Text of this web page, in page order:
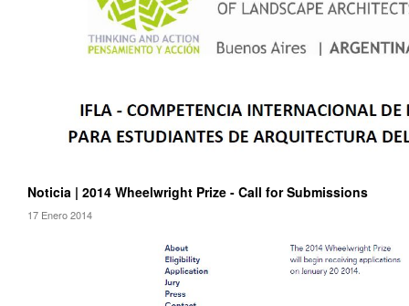
Noticia | 2014 Wheelwright Prize - Call for Submissions
17 Enero 2014